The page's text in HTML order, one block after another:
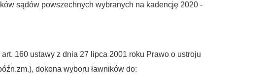
sądów powszechnych wybranych na kadencję 2020 -
160 ustawy z dnia 27 lipca 2001 roku Prawo o ustroju
dokona wyboru ławników do: